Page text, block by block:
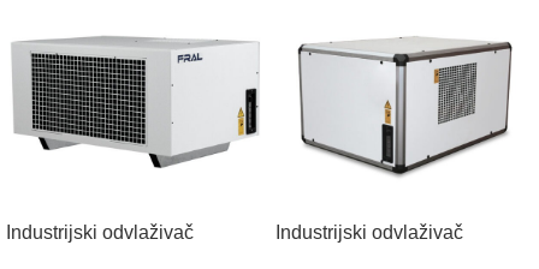
Industrijski odvlaživač
Industrijski odvlaživač